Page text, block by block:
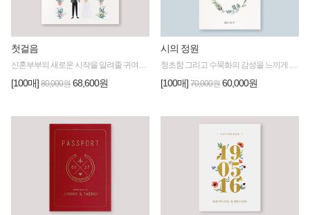
첫걸음
신혼부부의 새로운 시작을 알려줄 귀여운 일러스트 타입 청첩장
[100매] 80,000원 68,600원
시의 정원
청초함 그리고 수묵화의 감성을 느끼게 해주는 디자인
[100매]70,000원60,000원